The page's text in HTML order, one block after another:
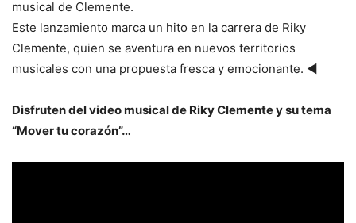
musical de Clemente.
Este lanzamiento marca un hito en la carrera de Riky
Clemente, quien se aventura en nuevos territorios
musicales con una propuesta fresca y emocionante. ◄
Disfruten del video musical de Riky Clemente y su tema
“Mover tu corazón”…